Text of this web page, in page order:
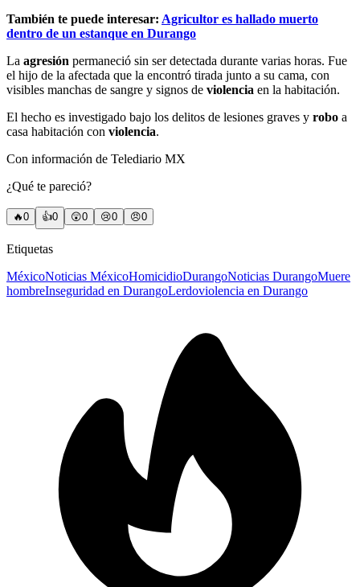
También te puede interesar: Agricultor es hallado muerto
dentro de un estanque en Durango
La agresión permaneció sin ser detectada durante varias horas. Fue
el hijo de la afectada que la encontró tirada junto a su cama, con
visibles manchas de sangre y signos de violencia en la habitación.
El hecho es investigado bajo los delitos de lesiones graves y robo a
casa habitación con violencia.
Con información de Telediario MX
¿Qué te pareció?
🔥0 👍0 😲0 😢0 😠0
Etiquetas
MéxicoNoticias MéxicoHomicidioDurangoNoticias DurangoMuere
hombreInseguridad en DurangoLerdoviolencia en Durango